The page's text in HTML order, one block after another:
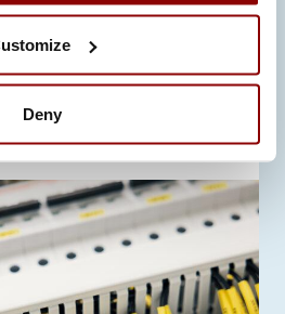
Deny
vaativiin
joissa
ovat…